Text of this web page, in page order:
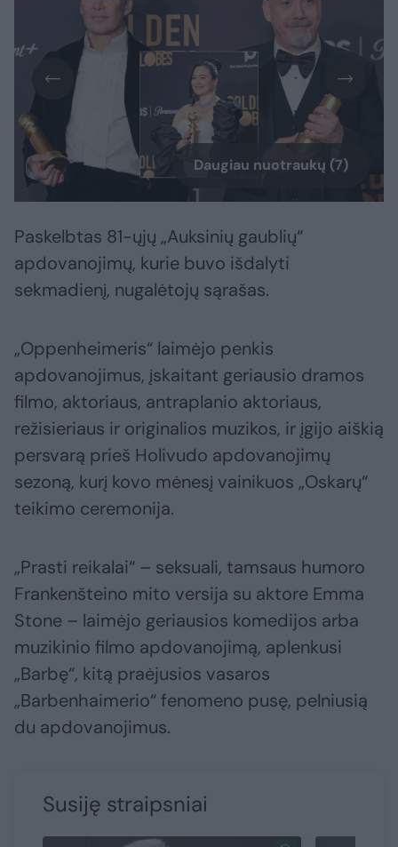
Daugiau nuotraukų (7)
Paskelbtas 81-ųjų „Auksinių gaublių“
apdovanojimų, kurie buvo išdalyti
sekmadienį, nugalėtojų sąrašas.
„Oppenheimeris“ laimėjo penkis
apdovanojimus, įskaitant geriausio dramos
filmo, aktoriaus, antraplanio aktoriaus,
režisieriaus ir originalios muzikos, ir įgijo aiškią
persvarą prieš Holivudo apdovanojimų
sezoną, kurį kovo mėnesį vainikuos „Oskarų“
teikimo ceremonija.
„Prasti reikalai“ – seksuali, tamsaus humoro
Frankenšteino mito versija su aktore Emma
Stone – laimėjo geriausios komedijos arba
muzikinio filmo apdovanojimą, aplenkusi
„Barbę“, kitą praėjusios vasaros
„Barbenhaimerio“ fenomeno pusę, pelniusią
du apdovanojimus.
Susiję straipsniai